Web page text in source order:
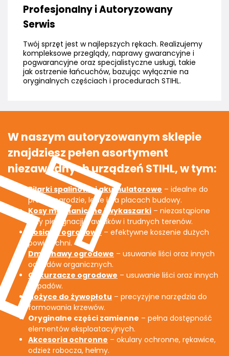
Profesjonalny i Autoryzowany
Serwis
Twój sprzęt jest w najlepszych rękach. Realizujemy
kompleksowe przeglądy, naprawy gwarancyjne i
pogwarancyjne oraz specjalistyczne usługi, takie
jak ostrzenie łańcuchów, bazując wyłącznie na
oryginalnych częściach i procedurach STIHL.
W naszym autoryzowanym sklepie
znajdziesz pełen asortyment
niezawodnych urządzeń STIHL, w tym:
Pilarki spalinowe i akumulatorowe – idealne do
prac w ogrodzie, lesie i na placach budowy.
Kosy mechaniczne i wykaszarki – niezastąpione
przy pielęgnacji trawników i trudnych terenów.
Kosiarki ogrodowe– efektywne koszenie dużych
powierzchni.
Dmuchawy ogrodowe – usuwanie liści oraz innych
odpadów organicznych.
Odkurzacze ogrodowe – usuwanie liści oraz innych
odpadów.
Nożyce do żywopłotu – precyzyjne narzędzia do
formowania krzewów.
Oryginalne części zamienne – pełna dostępność
elementów eksploatacyjnych.
Akcesoria ochronne – okulary ochronne, rękawice,
odzież robocza, hełmy.